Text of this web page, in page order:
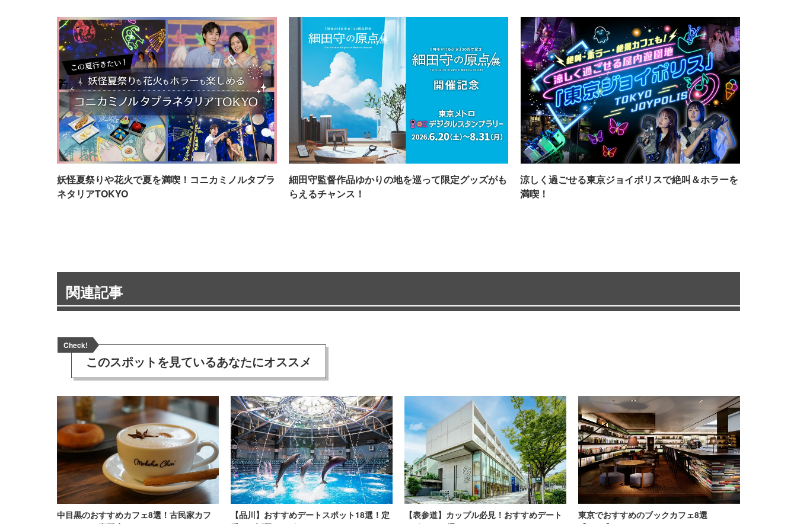
妖怪夏祭りや花火で夏を満喫！コニカミノルタプラ
ネタリアTOKYO
細田守監督作品ゆかりの地を巡って限定グッズがも
らえるチャンス！
涼しく過ごせる東京ジョイポリスで絶叫＆ホラーを
満喫！
関連記事
Check!
このスポットを見ているあなたにオススメ
中目黒のおすすめカフェ8選！古民家カフ
【品川】おすすめデートスポット18選！定
【表参道】カップル必見！おすすめデート
東京でおすすめのブックカフェ8選